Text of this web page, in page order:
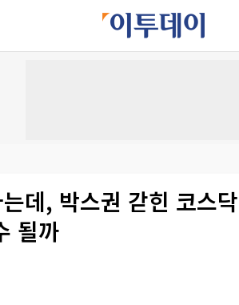
는데, 박스권 갇힌 코스
될까